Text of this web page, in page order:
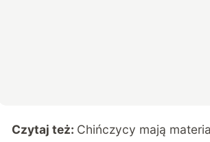
Czytaj też: Chińczycy mają